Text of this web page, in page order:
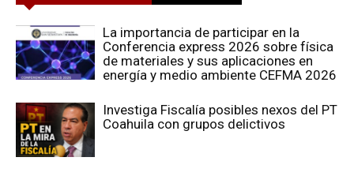
La importancia de participar en la
Conferencia express 2026 sobre física
de materiales y sus aplicaciones en
energía y medio ambiente CEFMA 2026
Investiga Fiscalía posibles nexos del PT
Coahuila con grupos delictivos